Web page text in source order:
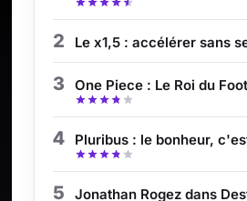
2 Le x1,5 : accélérer sans
3 One Piece : Le Roi du
4 Pluribus : le bonheur,
5
Jonathan Rogez dans